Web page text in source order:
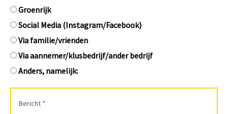
Groenrijk
Social Media (Instagram/Facebook)
Via familie/vrienden
Via aannemer/klusbedrijf/ander bedrijf
Anders, namelijk: